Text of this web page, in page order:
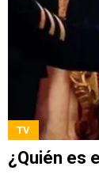
TV
¿Quién es